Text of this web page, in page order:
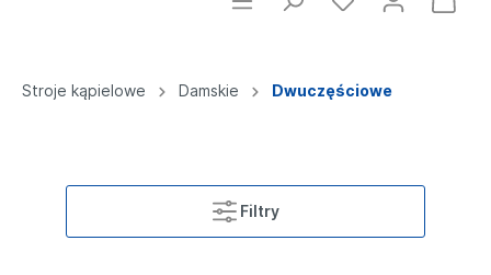
Stroje kąpielowe Damskie Dwuczęściowe
Filtry